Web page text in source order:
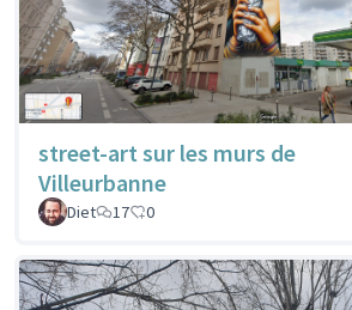
street-art sur les murs de
Villeurbanne
Diet
17 0